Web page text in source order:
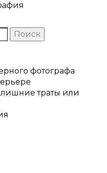
фотографа
траты или